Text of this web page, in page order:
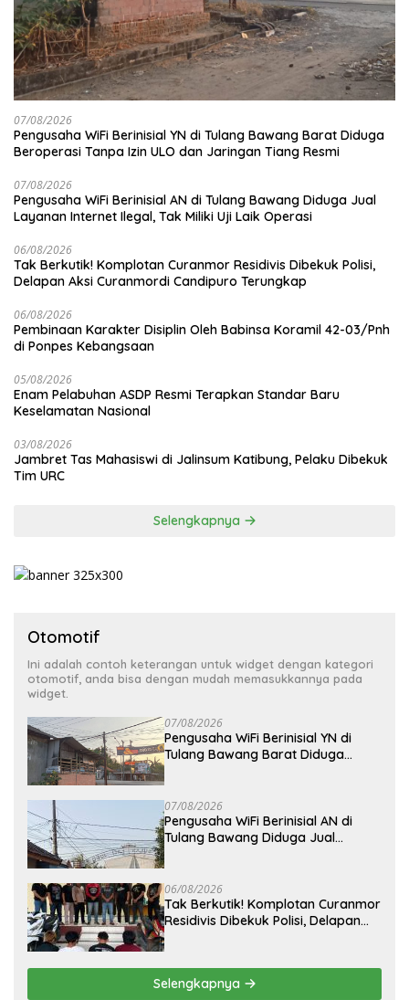
07/08/2026
Pengusaha WiFi Berinisial YN di Tulang Bawang Barat Diduga
Beroperasi Tanpa Izin ULO dan Jaringan Tiang Resmi
07/08/2026
Pengusaha WiFi Berinisial AN di Tulang Bawang Diduga Jual
Layanan Internet Ilegal, Tak Miliki Uji Laik Operasi
06/08/2026
Tak Berkutik! Komplotan Curanmor Residivis Dibekuk Polisi,
Delapan Aksi Curanmordi Candipuro Terungkap
06/08/2026
Pembinaan Karakter Disiplin Oleh Babinsa Koramil 42-03/Pnh
di Ponpes Kebangsaan
05/08/2026
Enam Pelabuhan ASDP Resmi Terapkan Standar Baru
Keselamatan Nasional
03/08/2026
Jambret Tas Mahasiswi di Jalinsum Katibung, Pelaku Dibekuk
Tim URC
Selengkapnya
Otomotif
Ini adalah contoh keterangan untuk widget dengan kategori
otomotif, anda bisa dengan mudah memasukkannya pada
widget.
07/08/2026
Pengusaha WiFi Berinisial YN di
Tulang Bawang Barat Diduga
07/08/2026
Pengusaha WiFi Berinisial AN di
Tulang Bawang Diduga Jual
06/08/2026
Tak Berkutik! Komplotan Curanmor
Residivis Dibekuk Polisi, Delapan
Selengkapnya